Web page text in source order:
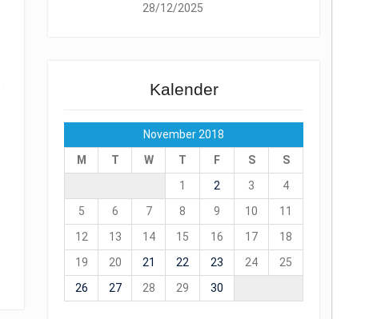
28/12/2025
Kalender
November 2018
M
T W T F S
S
1
2 3
4
5
6 7 8 9 10
11
12
13 14 15 16 17
18
19
20 21 22 23 24
25
26
27 28 29 30